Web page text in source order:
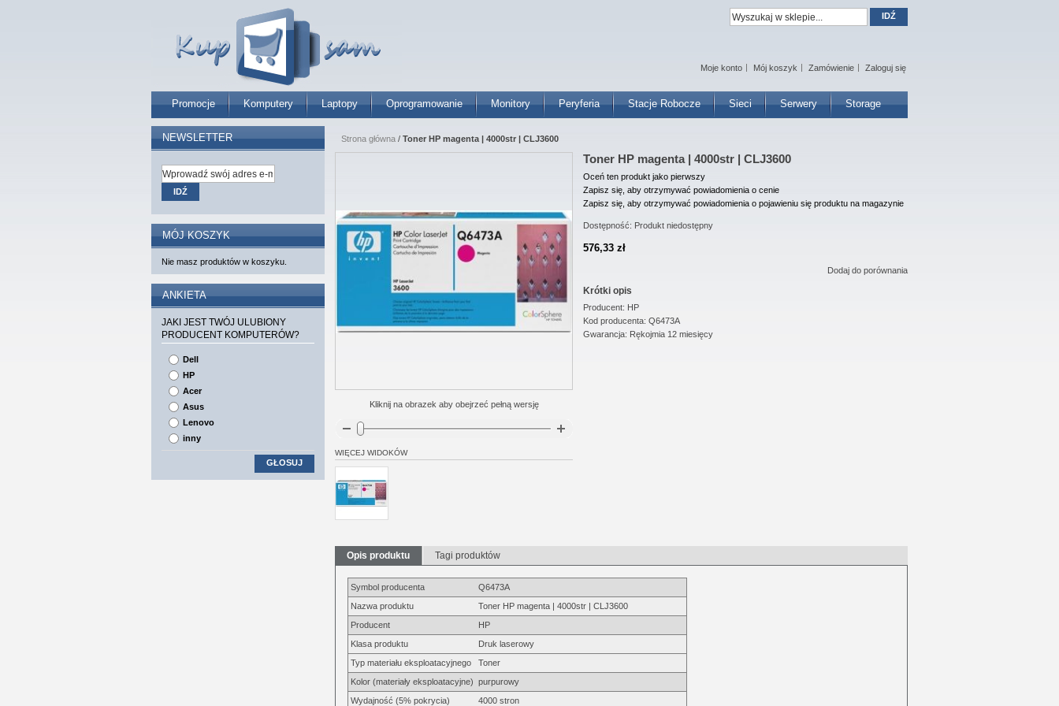
Promocje Komputery Laptopy Oprogramowanie Monitory Peryferia Stacje Robocze Sieci Serwery Storage
Moje konto Mój koszyk Zamówienie Zaloguj się
IDŹ
Strona główna / Toner HP magenta | 4000str | CLJ3600
Toner HP magenta | 4000str | CLJ3600
Oceń ten produkt jako pierwszy
Zapisz się, aby otrzymywać powiadomienia o cenie
Zapisz się, aby otrzymywać powiadomienia o pojawieniu się produktu na magazynie
Dostępność: Produkt niedostępny
576,33 zł
Dodaj do porównania
Krótki opis
Producent: HP
Kod producenta: Q6473A
Gwarancja: Rękojmia 12 miesięcy
Kliknij na obrazek aby obejrzeć pełną wersję
WIĘCEJ WIDOKÓW
Opis produktu Tagi produktów
Symbol producenta
Q6473A
Nazwa produktu
Toner HP magenta | 4000str | CLJ3600
Producent
HP
Klasa produktu
Druk laserowy
Typ materiału eksploatacyjnego
Toner
Kolor (materiały eksploatacyjne) purpurowy
Wydajność (5% pokrycia)
4000 stron
NEWSLETTER
IDŹ
MÓJ KOSZYK
Nie masz produktów w koszyku.
ANKIETA
JAKI JEST TWÓJ ULUBIONY
PRODUCENT KOMPUTERÓW?
Dell
HP
Acer
Asus
Lenovo
inny
GŁOSUJ